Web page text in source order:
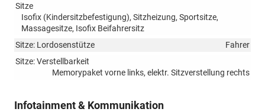
Sitze
Isofix (Kindersitzbefestigung), Sitzheizung, Sportsitze,
Massagesitze, Isofix Beifahrersitz
Sitze: Lordosenstütze
Fahrer
Sitze: Verstellbarkeit
Memorypaket vorne links, elektr. Sitzverstellung rechts
Infotainment & Kommunikation